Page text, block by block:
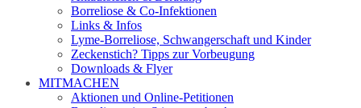
Borreliose & Co-Infektionen
Links & Infos
Lyme-Borreliose, Schwangerschaft und Kinder
Zeckenstich? Tipps zur Vorbeugung
Downloads & Flyer
MITMACHEN
Aktionen und Online-Petitionen